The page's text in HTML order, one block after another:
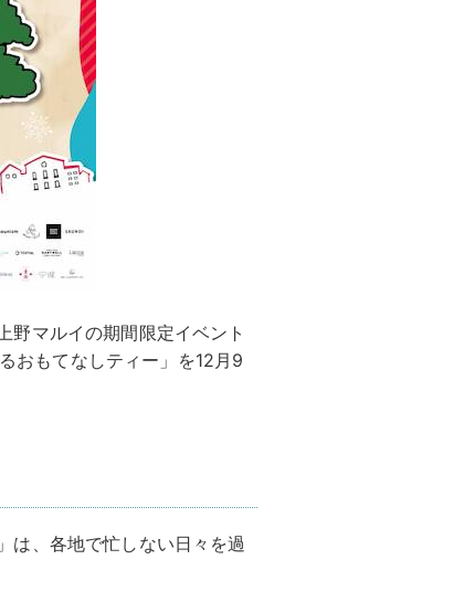
野マルイの期間限定イベント
おもてなしティー」を12月9
は、各地で忙しない日々を過